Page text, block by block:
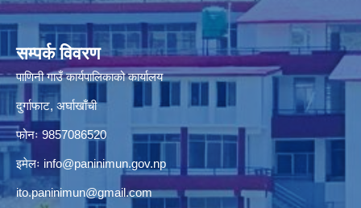
सम्पर्क विवरण
पाणिनी गाउँ कार्यपालिकाको कार्यालय
दुर्गाफाट, अर्घाखाँची
फोनः 9857086520
इमेलः info@paninimun.gov.np
ito.paninimun@gmail.com